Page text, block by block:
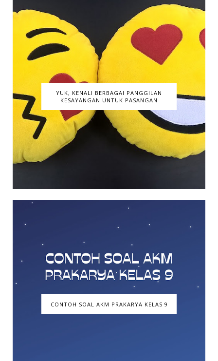
YUK, KENALI BERBAGAI PANGGILAN
KESAYANGAN UNTUK PASANGAN
CONTOH SOAL AKM PRAKARYA KELAS 9